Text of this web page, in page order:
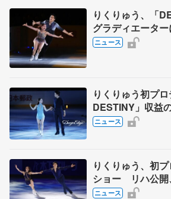
りくりゅう、「
グラディエータ
計4公演で延べ約
ニュース
りくりゅう初プ
DESTINY」収益
地震、被災者支援
ニュース
りくりゅう、初
ショー リハ公開
選手権のSP披露
ニュース